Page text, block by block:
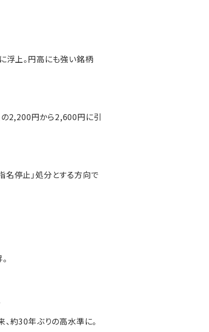
浮上。円高にも強い銘柄
2,200円から2,600円に引
名停止」処分とする方向で
約30年ぶりの高水準に。